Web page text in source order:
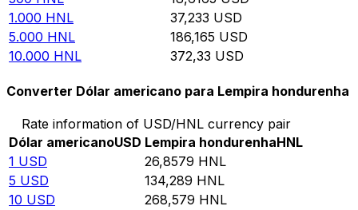
1.000 HNL 37,233 USD
5.000 HNL 186,165 USD
10.000 HNL 372,33 USD
Converter Dólar americano para Lempira hondurenha
Rate information of USD/HNL currency pair
Dólar americanoUSD Lempira hondurenhaHNL
1 USD 26,8579 HNL
5 USD 134,289 HNL
10 USD 268,579 HNL